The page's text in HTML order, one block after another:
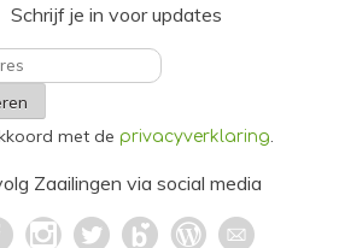
voorbehouden. Privacyverklaring
Schrijf je in voor updates
met de privacyverklaring.
Zaailingen via social media